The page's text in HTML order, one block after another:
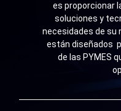
es proporcionar
soluciones y
necesidades de su
están diseñados
de las PYMES